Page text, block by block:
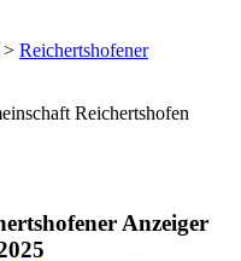
> Reichertshofener